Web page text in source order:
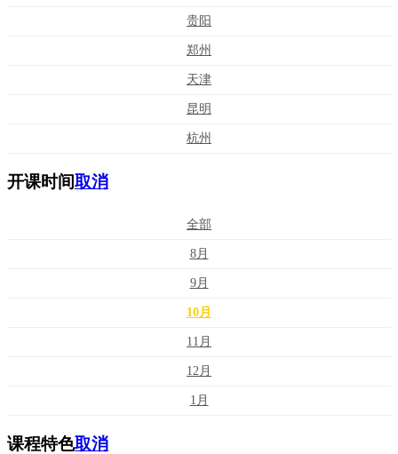
贵阳
郑州
天津
昆明
杭州
开课时间取消
全部
8月
9月
10月
11月
12月
1月
课程特色取消